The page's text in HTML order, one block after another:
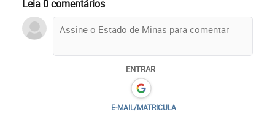
Leia 0 comentários
ENTRAR
E-MAIL/MATRICULA